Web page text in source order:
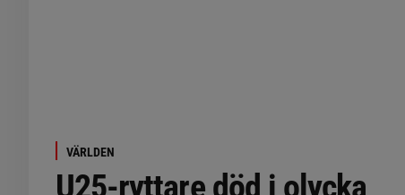
VÄRLDEN
U25-ryttare död i olycka